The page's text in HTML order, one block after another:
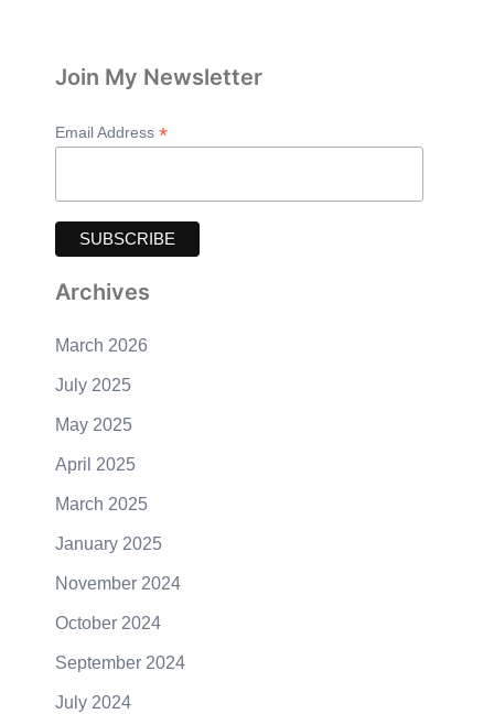
Join My Newsletter
Email Address *
Archives
March 2026
July 2025
May 2025
April 2025
March 2025
January 2025
November 2024
October 2024
September 2024
July 2024